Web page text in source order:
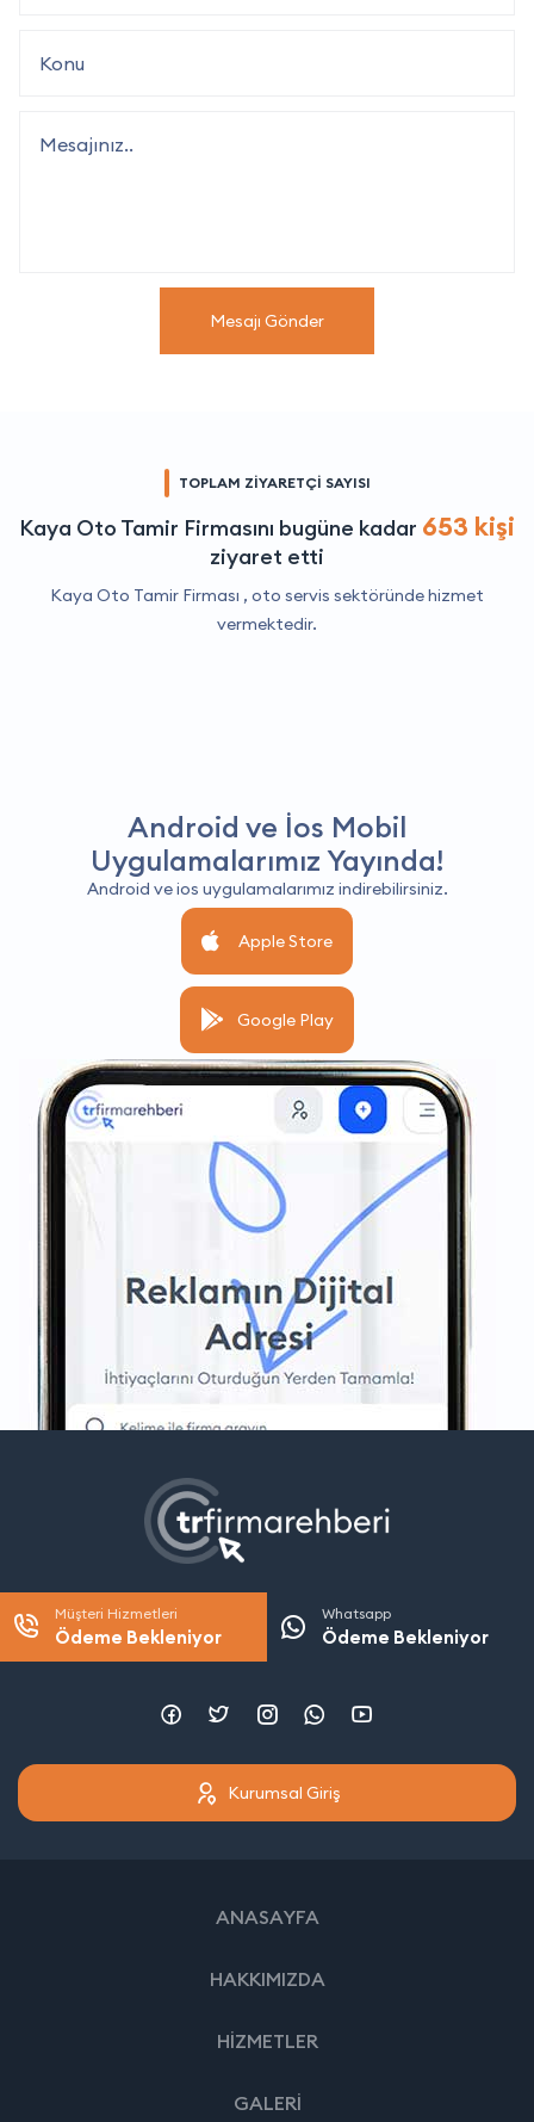
Mesajı Gönder
TOPLAM ZİYARETÇİ SAYISI
Kaya Oto Tamir Firmasını bugüne kadar 653 kişi
ziyaret etti
Kaya Oto Tamir Firması , oto servis sektöründe hizmet
vermektedir.
Android ve İos Mobil
Uygulamalarımız Yayında!
Android ve ios uygulamalarımız indirebilirsiniz.
Apple Store
Google Play
Müşteri Hizmetleri
Ödeme Bekleniyor
Whatsapp
Ödeme Bekleniyor
Kurumsal Giriş
ANASAYFA
HAKKIMIZDA
HİZMETLER
GALERİ